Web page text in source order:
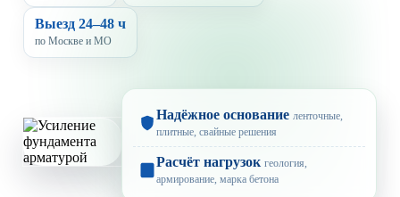
Выезд 24–48 ч
по Москве и МО
Надёжное основание ленточные,
плитные, свайные решения
Расчёт нагрузок геология,
армирование, марка бетона